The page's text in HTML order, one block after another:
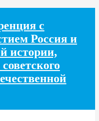
с
Россия и
истории,